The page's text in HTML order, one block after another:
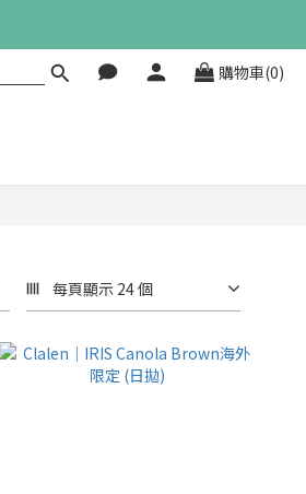
購物車(0)
每頁顯示 24 個